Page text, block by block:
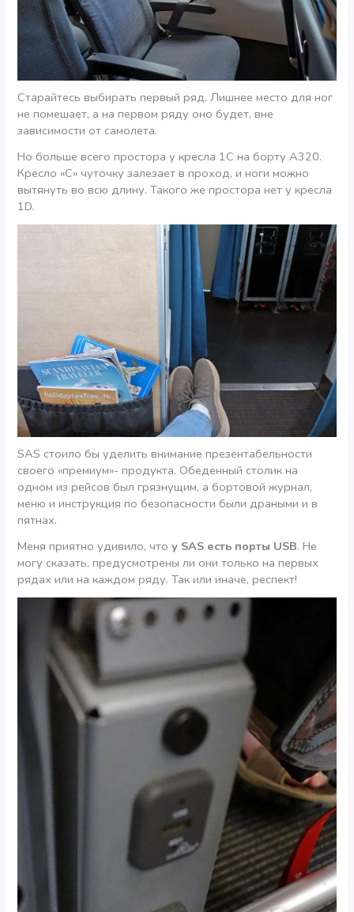
Старайтесь выбирать первый ряд. Лишнее место для ног
не помешает, а на первом ряду оно будет, вне
зависимости от самолета.
Но больше всего простора у кресла 1С на борту А320.
Кресло «С» чуточку залезает в проход, и ноги можно
вытянуть во всю длину. Такого же простора нет у кресла
1D.
SAS стоило бы уделить внимание презентабельности
своего «премиум»- продукта. Обеденный столик на
одном из рейсов был грязнущим, а бортовой журнал,
меню и инструкция по безопасности были драными и в
пятнах.
Меня приятно удивило, чтоу SAS есть порты USB. Не
могу сказать, предусмотрены ли они только на первых
рядах или на каждом ряду. Так или иначе, респект!